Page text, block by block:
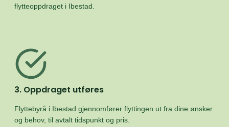
flytteoppdraget i Ibestad.
3. Oppdraget utføres
Flyttebyrå i Ibestad gjennomfører flyttingen ut fra dine ønsker
og behov, til avtalt tidspunkt og pris.